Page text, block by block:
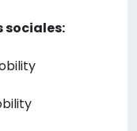
sociales: